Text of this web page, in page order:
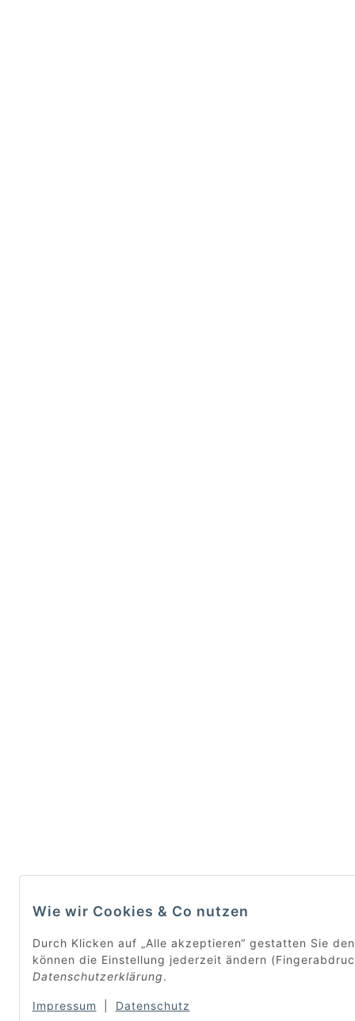
Wie wir Cookies & Co nutzen
Durch Klicken auf „Alle akzeptieren“ gestatten Sie
können die Einstellung jederzeit ändern
Datenschutzerklärung.
Impressum Datenschutz